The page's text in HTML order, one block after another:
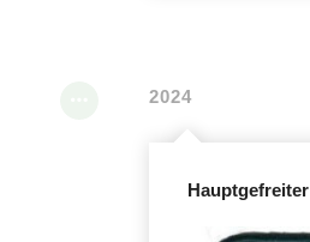
2024
Hauptgefreiter